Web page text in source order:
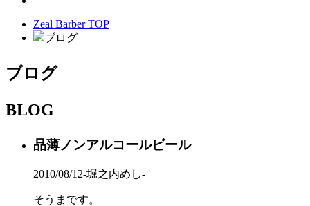
Zeal Barber TOP
ブログ
ブログ
BLOG
品薄ノンアルコールビール
2010/08/12-堀之内めし-
そうまです。